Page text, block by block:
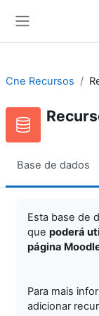
Cne Recursos
Base de dados
Esta base de
que poderá
página
Para mais
adicionar